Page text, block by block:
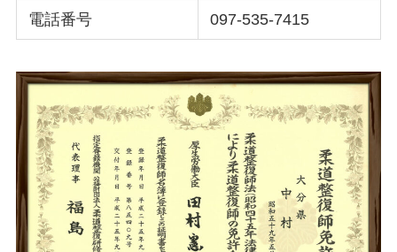
電話番号 097-535-7415